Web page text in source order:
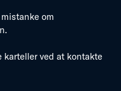
om
ved at kontakte